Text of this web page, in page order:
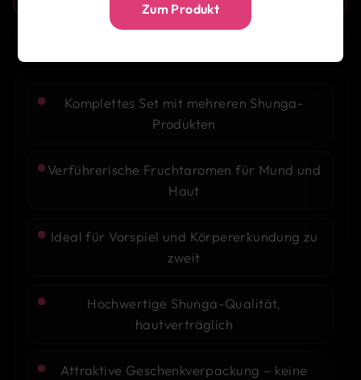
Zum Produkt
Komplettes Set mit mehreren Shunga-
Produkten
Verführerische Fruchtaromen für Mund und
Haut
Ideal für Vorspiel und Körpererkundung zu
zweit
Hochwertige Shunga-Qualität,
hautverträglich
Attraktive Geschenkverpackung – keine